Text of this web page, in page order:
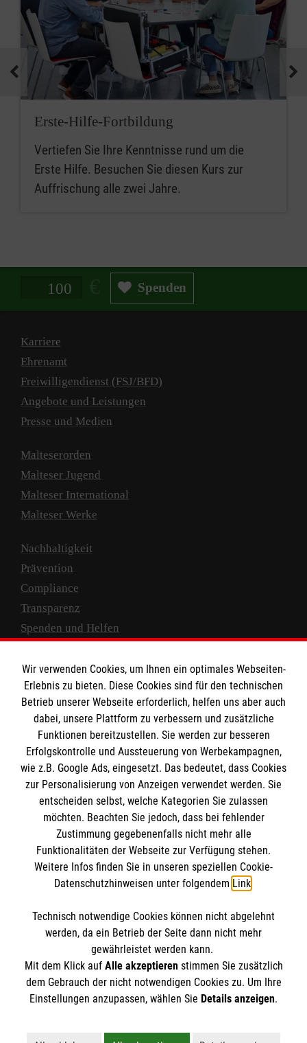
Erste-Hilfe-Fortbildung
Vertiefen Sie Ihre Kenntnisse rund um die
Erste Hilfe. Besuchen Sie diesen Kurs zur
Auffrischung alle zwei Jahre.
Spendenbetrag in Euro Spenden
Karriere
Ehrenamt
Freiwilligendienst (FSJ/BFD)
Angebote und Leistungen
Presse und Medien
Malteserorden
Malteser Jugend
Malteser International
Malteser Werke
Nachhaltigkeit
Prävention
Compliance
Transparenz
Spenden und Helfen
Empfänger: Malteser Hilfsdienst e.V.
IBAN: DE10 3706 0120 1201 2000 12
BIC: GENODED 1PA7
Newsletter abonnieren
Cookies verwalten|AGB|Impressum|Datenschutz
Barrierefreiheit |Kontakt| Sharepoint|Mediathek
Wir verwenden Cookies, um Ihnen ein optimales Webseiten-
Erlebnis zu bieten. Diese Cookies sind für den technischen
Betrieb unserer Webseite erforderlich, helfen uns aber auch
dabei, unsere Plattform zu verbessern und zusätzliche
Funktionen bereitzustellen. Sie werden zur besseren
Erfolgskontrolle und Aussteuerung von Werbekampagnen,
wie z.B. Google Ads, eingesetzt. Das bedeutet, dass Cookies
zur Personalisierung von Anzeigen verwendet werden. Sie
entscheiden selbst, welche Kategorien Sie zulassen
möchten. Beachten Sie jedoch, dass bei fehlender
Zustimmung gegebenenfalls nicht mehr alle
Funktionalitäten der Webseite zur Verfügung stehen.
Weitere Infos finden Sie in unseren speziellen Cookie-
Datenschutzhinweisen unter folgendem Link.
Technisch notwendige Cookies können nicht abgelehnt
werden, da ein Betrieb der Seite dann nicht mehr
gewährleistet werden kann.
Mit dem Klick auf Alle akzeptierenstimmen Sie zusätzlich
dem Gebrauch der nicht notwendigen Cookies zu. Um Ihre
Einstellungen anzupassen, wählen Sie Details anzeigen.